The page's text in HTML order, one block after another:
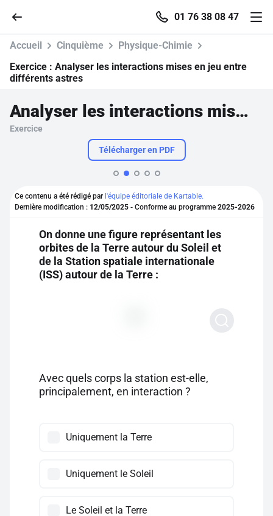
01 76 38 08 47
Parcourir
Se connecter
S'inscrire gratuitement
Pour profiter de 10 contenus offerts.
Accueil Cinquième
Physique-Chimie
Exercice : Analyser les interactions mises en jeu entre
différents astres
Analyser les interactions mises en jeu entre différents astres
Exercice
Télécharger en PDF
Ce contenu a été rédigé par l'équipe éditoriale de Kartable.
Dernière modification : 12/05/2025 - Conforme au programme 2025-2026
On donne une figure représentant les
orbites de la Terre autour du Soleil et
de la Station spatiale internationale
(ISS) autour de la Terre :
Avec quels corps la station est-elle,
principalement, en interaction ?
Uniquement la Terre
Uniquement le Soleil
Le Soleil et la Terre